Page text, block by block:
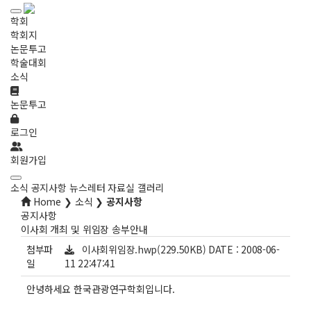
학회
학회지
논문투고
학술대회
소식
논문투고
로그인
회원가입
소식 공지사항 뉴스레터 자료실 갤러리
Home ❯ 소식 ❯공지사항
공지사항
이사회 개최 및 위임장 송부안내
첨부파
일
이사회위임장.hwp(229.50KB) DATE : 2008-06-
11 22:47:41
안녕하세요 한국관광연구학회입니다.